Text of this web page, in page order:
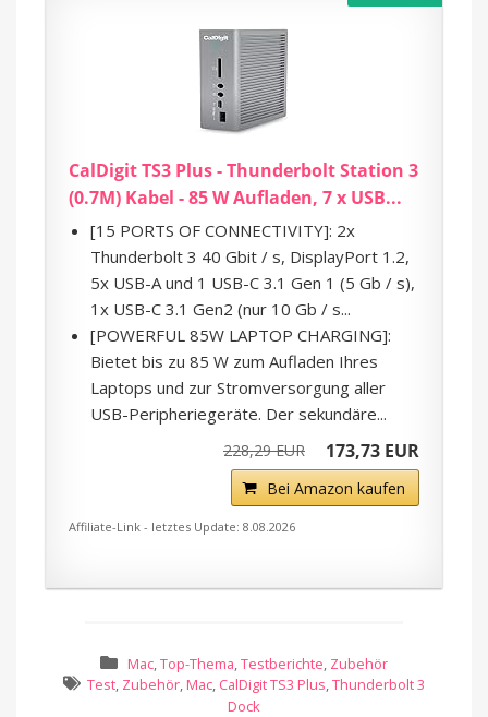
CalDigit TS3 Plus - Thunderbolt Station 3
(0.7M) Kabel - 85 W Aufladen, 7 x USB...
[15 PORTS OF CONNECTIVITY]: 2x
Thunderbolt 3 40 Gbit / s, DisplayPort 1.2,
5x USB-A und 1 USB-C 3.1 Gen 1 (5 Gb / s),
1x USB-C 3.1 Gen2 (nur 10 Gb / s...
[POWERFUL 85W LAPTOP CHARGING]:
Bietet bis zu 85 W zum Aufladen Ihres
Laptops und zur Stromversorgung aller
USB-Peripheriegeräte. Der sekundäre...
228,29 EUR 173,73 EUR
Bei Amazon kaufen
Affiliate-Link - letztes Update: 8.08.2026
Mac,Top-Thema,Testberichte, Zubehör
Test, Zubehör, Mac, CalDigit TS3 Plus,Thunderbolt 3
Dock